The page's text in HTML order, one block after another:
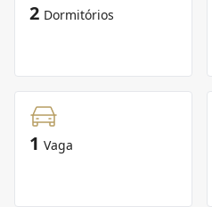
2 Dormitórios
1 Vaga